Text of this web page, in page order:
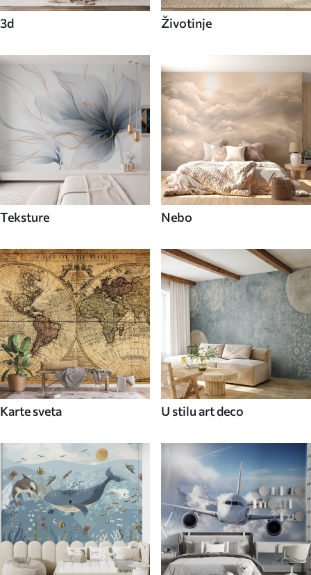
3d Životinje
Teksture Nebo
Karte sveta U stilu art deco